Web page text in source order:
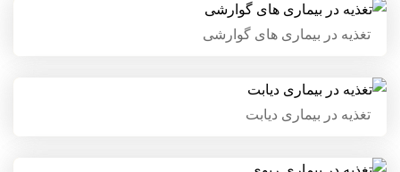
تغذیه در بیماری های گوارشی
تغذیه در بیماری های گوارشی
تغذیه در بیماری دیابت